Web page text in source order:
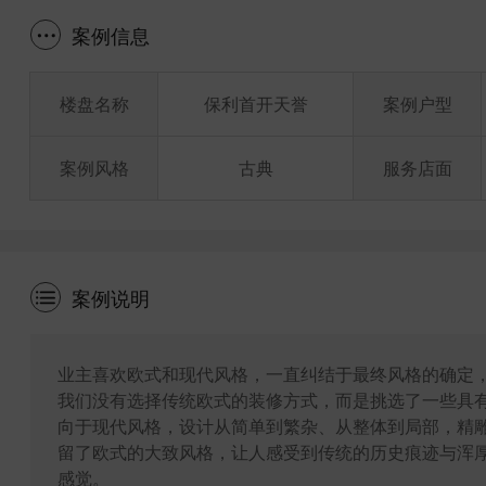
案例信息
楼盘名称
案例风格
保利首开天誉
古典
案例户型
服务店面
案例说明
业主喜欢欧式和现代风格，一直纠结于最终风格的确
我们没有选择传统欧式的装修方式，而是挑选了一些
向于现代风格，设计从简单到繁杂、从整体到局部，
留了欧式的大致风格，让人感受到传统的历史痕迹与
感觉。